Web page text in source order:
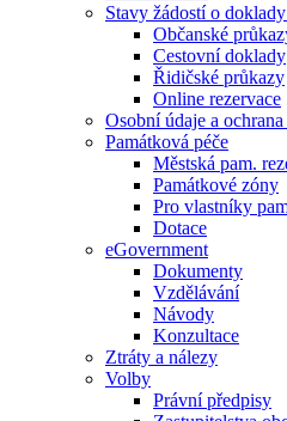
Stavy žádostí o
Občanské
Cestovní doklady
Řidičské průkazy
Online rezervace
Osobní údaje a
Památková péče
Městská pam.
Památkové zóny
Pro vlastníky
Dotace
eGovernment
Dokumenty
Vzdělávání
Návody
Konzultace
Ztráty a nálezy
Volby
Právní předpisy